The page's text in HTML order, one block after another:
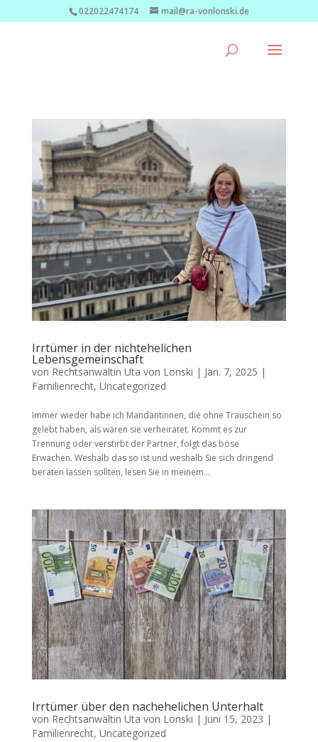
022022474174 mail@ra-vonlonski.de
Irrtümer in der nichtehelichen
Lebensgemeinschaft
von Rechtsanwältin Uta von Lonski | Jan. 7, 2025 |
Familienrecht, Uncategorized
Immer wieder habe ich Mandantinnen, die ohne Trauschein so
gelebt haben, als wären sie verheiratet. Kommt es zur
Trennung oder verstirbt der Partner, folgt das böse
Erwachen. Weshalb das so ist und weshalb Sie sich dringend
beraten lassen sollten, lesen Sie in meinem...
Irrtümer über den nachehelichen Unterhalt
von Rechtsanwältin Uta von Lonski | Juni 15, 2023 |
Familienrecht, Uncategorized